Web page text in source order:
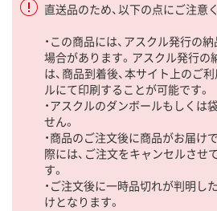
直送品のため、以下の点にご注意
・この商品には、アスクル発行の
場合があります。アスクル発行
は、商品到着後、本サイト上のご
ルにて印刷することが可能です。
・アスクルのダンボールもしくは
せん。
・商品のご注文後に商品がお届け
際には、ご注文をキャンセルさせ
す。
・ご注文後に一時品切れが判明し
けとなります。